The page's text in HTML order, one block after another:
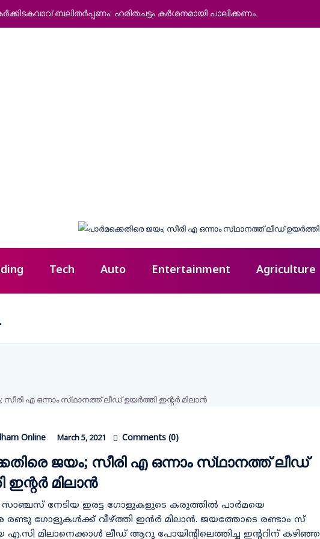
ബലിതര്‍പ്പണം: ഹരിതചട്ടം കര്‍ശനമായി പാലിക്കണം
Tech Auto Entertainment Agriculture
Online March 5, 2021 Comments (0)
ജയം; സീരി എ ഒന്നാം സ്​ഥാനത്ത്​ ലീഡ്
ഇന്റർ മിലാൻ
നേടിയ ഇരട്ട ഗോളുകളുടെ കരുത്തിൽ പാർമയെ
രണ്ടു ഗോളുകൾക്ക്​ വീഴ്​ത്തി ഇൻർ മിലാൻ. ജയത്തോടെ രണ്ടാം സ്​
എ.സി മിലാനെക്കാൾ ലീഡ്​ ആറു പോയിന്‍റിലെത്തിച്ച ഇന്‍ററിന്​ കഴിഞ്ഞ